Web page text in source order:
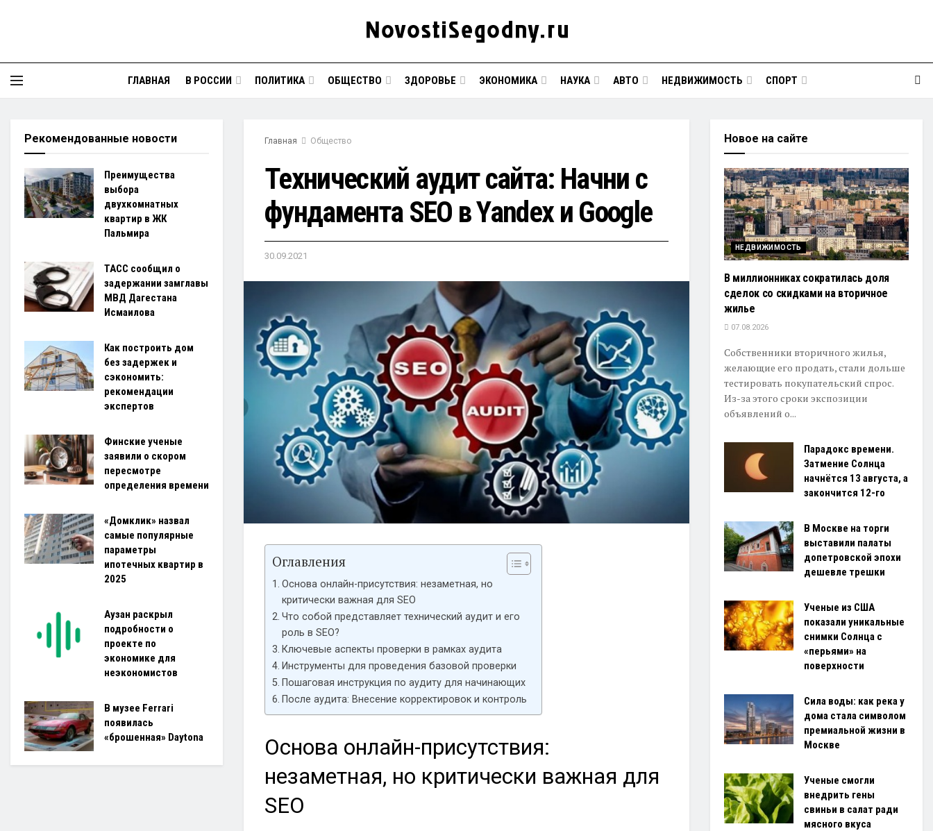
ГЛАВНАЯ В РОССИИ ПОЛИТИКА ОБЩЕСТВО ЗДОРОВЬЕ ЭКОНОМИКА НАУКА АВТО НЕДВИЖИМОСТЬ СПОРТ
Главная Общество
Технический аудит сайта: Начни с
фундамента SEO в Yandex и Google
30.09.2021
Оглавления
Основа онлайн-присутствия: незаметная, но
критически важная для SEO
Что собой представляет технический аудит и его
роль в SEO?
Ключевые аспекты проверки в рамках аудита
Инструменты для проведения базовой проверки
Пошаговая инструкция по аудиту для начинающих
После аудита: Внесение корректировок и контроль
Основа онлайн-присутствия:
незаметная, но критически важная для
SEO
Рекомендованные новости
Преимущества
выбора
двухкомнатных
квартир в ЖК
Пальмира
ТАСС сообщил о
задержании замглавы
МВД Дагестана
Исмаилова
Как построить дом
без задержек и
сэкономить:
рекомендации
экспертов
Финские ученые
заявили о скором
пересмотре
определения времени
«Домклик» назвал
самые популярные
параметры
ипотечных квартир в
2025
Аузан раскрыл
подробности о
проекте по
экономике для
неэкономистов
В музее Ferrari
появилась
«брошенная» Daytona
Новое на сайте
НЕДВИЖИМОСТЬ
В миллионниках сократилась доля
сделок со скидками на вторичное
жилье
07.08.2026
Собственники вторичного жилья,
желающие его продать, стали дольше
тестировать покупательский спрос.
Из-за этого сроки экспозиции
объявлений о...
Парадокс времени.
Затмение Солнца
начнётся 13 августа, а
закончится 12-го
В Москве на торги
выставили палаты
допетровской эпохи
дешевле трешки
Ученые из США
показали уникальные
снимки Солнца с
«перьями» на
поверхности
Сила воды: как река у
дома стала символом
премиальной жизни в
Москве
Ученые смогли
внедрить гены
свиньи в салат ради
мясного вкуса